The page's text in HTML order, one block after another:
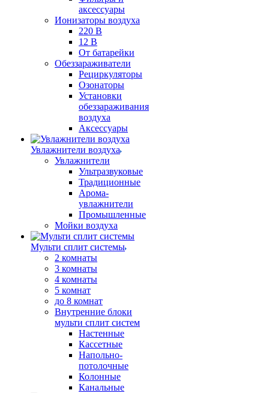
аксессуары
Ионизаторы воздуха
220 В
12 В
От батарейки
Обеззараживатели
Рециркуляторы
Озонаторы
Установки
обеззараживания
воздуха
Аксессуары
Увлажнители воздуха
Увлажнители
Ультразвуковые
Традиционные
Арома-
увлажнители
Промышленные
Мойки воздуха
Мульти сплит системы
2 комнаты
3 комнаты
4 комнаты
5 комнат
до 8 комнат
Внутренние блоки
мульти сплит систем
Настенные
Кассетные
Напольно-
потолочные
Колонные
Канальные